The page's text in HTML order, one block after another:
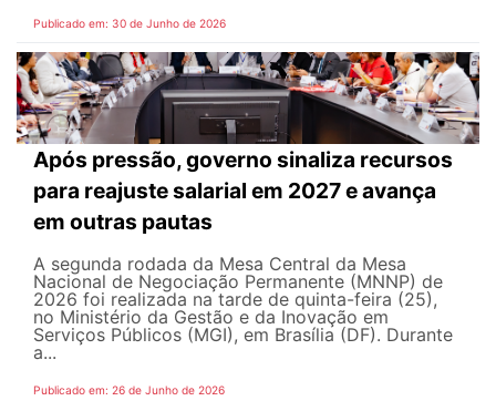
Publicado em: 30 de Junho de 2026
Após pressão, governo sinaliza recursos
para reajuste salarial em 2027 e avança
em outras pautas
A segunda rodada da Mesa Central da Mesa
Nacional de Negociação Permanente (MNNP) de
2026 foi realizada na tarde de quinta-feira (25),
no Ministério da Gestão e da Inovação em
Serviços Públicos (MGI), em Brasília (DF). Durante
a...
Publicado em: 26 de Junho de 2026